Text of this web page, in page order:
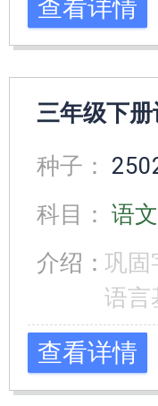
查看详情
三年级下
种子：
科目： 语文
介绍：巩固
语言
查看详情